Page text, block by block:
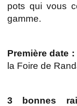
pots qui vous
gamme.
Première date :
la Foire de
3 bonnes